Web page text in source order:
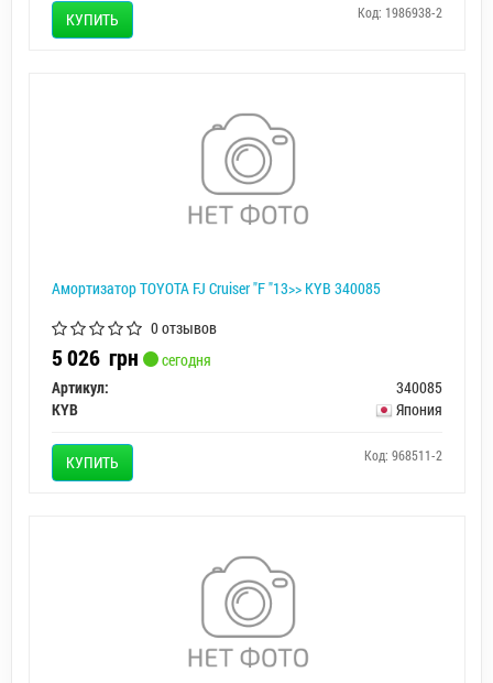
КУПИТЬ Код: 1986938-2
Амортизатор TOYOTA FJ Cruiser "F "13>> KYB 340085
0 отзывов
5 026 грн
сегодня
Артикул:
340085
KYB
Япония
КУПИТЬ Код: 968511-2